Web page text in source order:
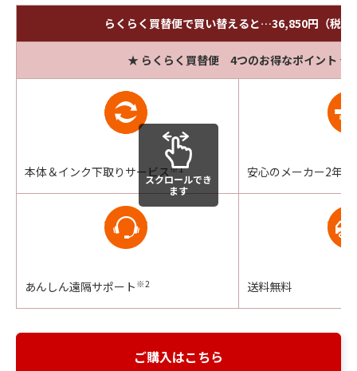
らくらく買替便で買い替えると…36,850円（税込
★ らくらく買替便 4つのお得なポイント ★
本体＆インク下取りサービス ※1 安心のメーカー2年保
あんしん遠隔サポート ※2 送料無料
スクロールでき
ます
ご購入はこちら